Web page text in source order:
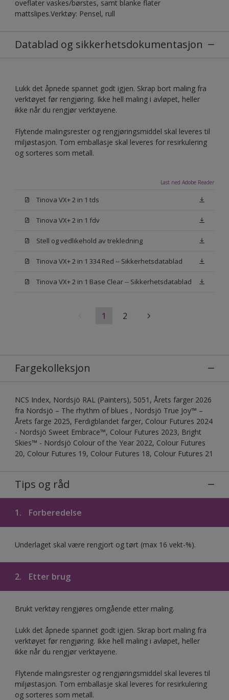
oveflater vaskes/børstes, samt blanke flater
mattslipes.Verktøy: Pensel, rull
Datablad og sikkerhetsdokumentasjon
Lukk det åpnede spannet godt igjen. Skrap bort maling fra
verktøyet før rengjøring. Ikke hell maling i avløpet, heller
ikke når du rengjør verktøyene.
Flytende malingsrester og rengjøringsmiddel skal leveres til
miljøstasjon. Tom emballasje skal leveres for resirkulering
og sorteres som metall.
Last ned Adobe Reader
Tinova VX+ 2 in 1 tds
Tinova VX+ 2 in 1 fdv
Stell og vedlikehold av trekledning
Tinova VX+ 2 in 1 334 Red -- Sikkerhetsdatablad
Tinova VX+ 2 in 1 Base Clear -- Sikkerhetsdatablad
1 2
Fargekolleksjon
NCS Index, Nordsjö RAL (Painters), 5051, Årets farger 2026
fra Nordsjö – The rhythm of blues , Nordsjö True Joy™ –
Årets farge 2025, Ferdigblandet farger, Colour Futures 2024
- Nordsjö Sweet Embrace™, Colour Futures 2023, Bright
Skies™ - Nordsjö Colour of the Year 2022, Colour Futures
20, Colour Futures 19, Colour Futures 18, Colour Futures 21
Tips og råd
1. Forberedelse
Underlaget skal være rengjort og tørt (max 16 vekt-%).
2. Etter brug
Brukt verktøy rengjøres omgående etter maling.
Lukk det åpnede spannet godt igjen. Skrap bort maling fra
verktøyet før rengjøring. Ikke hell maling i avløpet, heller
ikke når du rengjør verktøyene.
Flytende malingsrester og rengjøringsmiddel skal leveres til
miljøstasjon. Tom emballasje skal leveres for resirkulering
og sorteres som metall.